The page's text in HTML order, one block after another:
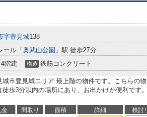
字豊見城138
ール 「 奥武山公園 」駅 徒歩27分
4階建 構造 鉄筋コンクリート
市豊見城エリア 最上階の物件です。こちらの
歩3分以内の場所にあり、お出かけが便利です
金 間取り 面積 詳細
検討